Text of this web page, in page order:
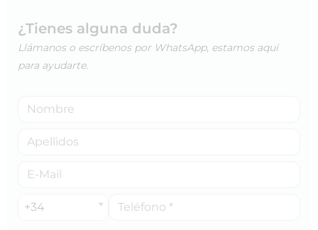
¿Tienes alguna duda?
Llámanos o escríbenos por WhatsApp, estamos aquí
para ayudarte.
+34